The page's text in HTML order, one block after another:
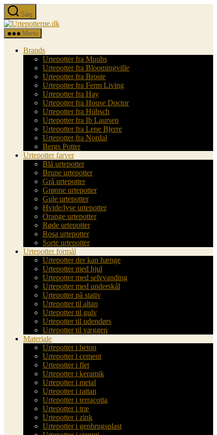
Spring
til
indholdet
Søg
Urtepotterne.dk
Menu
Brands
Urtepotter fra Muubs
Urtepotter fra Bloomingville
Urtepotter fra Broste
Urtepotter fra Ferm Living
Urtepotter fra Hay
Urtepotter fra House Doctor
Urtepotter fra Hübsch
Urtepotter fra Ib Laursen
Urtepotter fra Lene Bjerre
Urtepotter fra Nordal
Bergs Potter
Urtepotter farver
Blå urtepotter
Brune urtepotter
Grå urtepotter
Grønne urtepotter
Gule urtepotter
Hvide/lyse urtepotter
Orange urtepotter
Røde urtepotter
Rosa urtepotter
Sorte urtepotter
Urtepotter formål
Urtepotter der kan hænge
Urtepotter med hjul
Urtepotter med selvvanding
Urtepotter med underskål
Urtepotter på stativ
Urtepotter til altan
Urtepotter til gulv
Urtepotter til udendørs
Urtepotter til væggen
Materiale
Urtepotter i beton
Urtepotter i cement
Urtepotter i flet
Urtepotter i keramik
Urtepotter i metal
Urtepotter i rattan
Urtepotter i terracotta
Urtepotter i træ
Urtepotter i zink
Urtepotter i genbrugsplast